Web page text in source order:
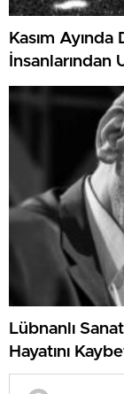
Kasım
İnsanlarından
Lübnanlı
Hayatını